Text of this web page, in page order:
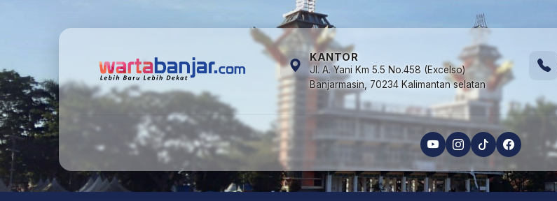
KANTOR
Jl. A. Yani Km 5.5 No.458 (Excelso)
Banjarmasin, 70234 Kalimantan selatan